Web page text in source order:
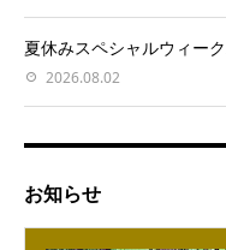
夏休みスペシャルウィー
2026.08.02
お知らせ